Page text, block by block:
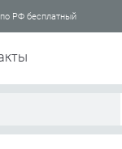
РФ бесплатный